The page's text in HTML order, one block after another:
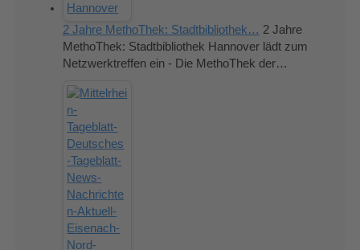
2 Jahre MethoThek: Stadtbibliothek… 2 Jahre
MethoThek: Stadtbibliothek Hannover lädt zum
Netzwerktreffen ein - Die MethoThek der…